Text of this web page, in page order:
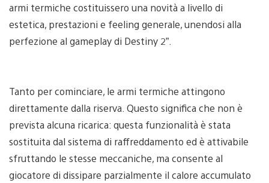
armi termiche costituissero una novità a livello di
estetica, prestazioni e feeling generale, unendosi alla
perfezione al gameplay di Destiny 2”.
Tanto per cominciare, le armi termiche attingono
direttamente dalla riserva. Questo significa che non è
prevista alcuna ricarica: questa funzionalità è stata
sostituita dal sistema di raffreddamento ed è attivabile
sfruttando le stesse meccaniche, ma consente al
giocatore di dissipare parzialmente il calore accumulato